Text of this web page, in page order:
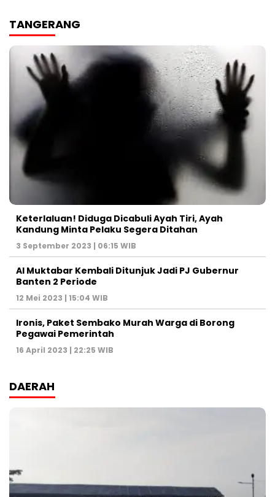
TANGERANG
Keterlaluan! Diduga Dicabuli Ayah Tiri, Ayah
Kandung Minta Pelaku Segera Ditahan
3 September 2023 | 06:15 WIB
Al Muktabar Kembali Ditunjuk Jadi PJ Gubernur
Banten 2 Periode
12 Mei 2023 | 15:04 WIB
Ironis, Paket Sembako Murah Warga di Borong
Pegawai Pemerintah
16 April 2023 | 22:25 WIB
DAERAH